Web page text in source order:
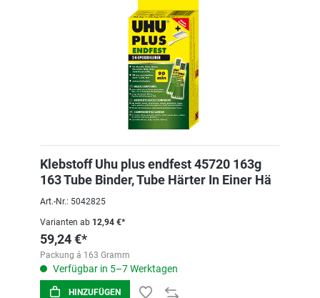
Klebstoff Uhu plus endfest 45720 163g
163 Tube Binder, Tube Härter In Einer Hä
Art.-Nr.: 5042825
Varianten ab 12,94 €*
59,24 €*
Packung á 163 Gramm
Verfügbar in 5–7 Werktagen
HINZUFÜGEN